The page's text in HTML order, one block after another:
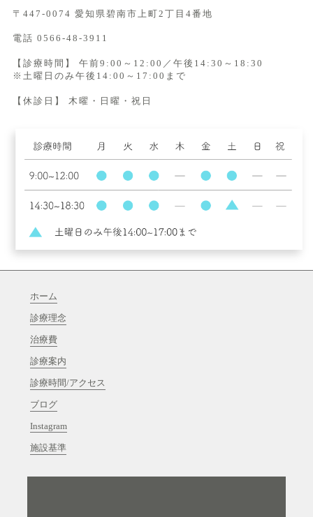
〒447-0074 愛知県碧南市上町2丁目4番地
電話 0566-48-3911
【診療時間】 午前9:00～12:00／午後14:30～18:30
※土曜日のみ午後14:00～17:00まで
【休診日】 木曜・日曜・祝日
ホーム
診療理念
治療費
診療案内
診療時間/アクセス
ブログ
Instagram
施設基準